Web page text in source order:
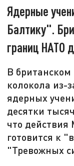
Ядерные
Балтику".
границ НАТО
В
колокола из-
ядерных
десятки
что
готовится к
"Тревожных